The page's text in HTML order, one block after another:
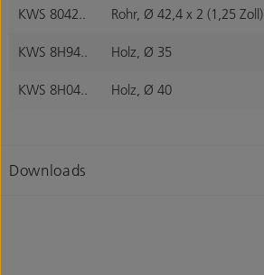
KWS 8042.. Rohr, Ø 42,4 x 2 (1,25 Zoll)
KWS 8H94.. Holz, Ø 35
KWS 8H04.. Holz, Ø 40
Downloads